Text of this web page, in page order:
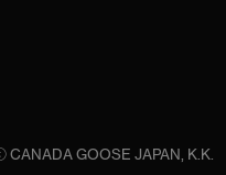
GOOSE JAPAN, K.K.